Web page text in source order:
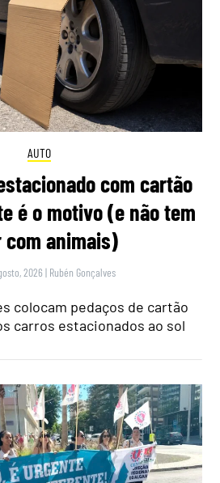
AUTO
com cartão
é o motivo (e não tem
com animais)
2026 | Rubén Gonçalves
colocam pedaços de cartão
carros estacionados ao sol